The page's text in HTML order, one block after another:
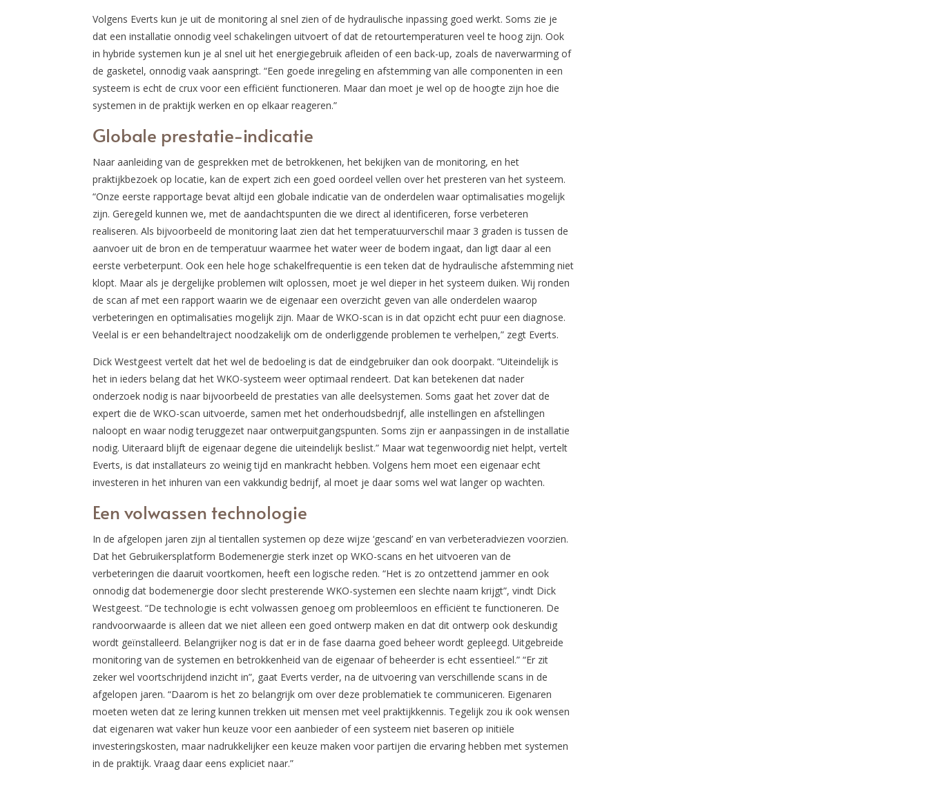
Volgens Everts kun je uit de monitoring al snel zien of de hydraulische inpassing goed werkt. Soms zie je
dat een installatie onnodig veel schakelingen uitvoert of dat de retourtemperaturen veel te hoog zijn. Ook
in hybride systemen kun je al snel uit het energiegebruik afleiden of een back-up, zoals de naverwarming of
de gasketel, onnodig vaak aanspringt. “Een goede inregeling en afstemming van alle componenten in een
systeem is echt de crux voor een efficiënt functioneren. Maar dan moet je wel op de hoogte zijn hoe die
systemen in de praktijk werken en op elkaar reageren.”
Globale prestatie-indicatie
Naar aanleiding van de gesprekken met de betrokkenen, het bekijken van de monitoring, en het
praktijkbezoek op locatie, kan de expert zich een goed oordeel vellen over het presteren van het systeem.
“Onze eerste rapportage bevat altijd een globale indicatie van de onderdelen waar optimalisaties mogelijk
zijn. Geregeld kunnen we, met de aandachtspunten die we direct al identificeren, forse verbeteren
realiseren. Als bijvoorbeeld de monitoring laat zien dat het temperatuurverschil maar 3 graden is tussen de
aanvoer uit de bron en de temperatuur waarmee het water weer de bodem ingaat, dan ligt daar al een
eerste verbeterpunt. Ook een hele hoge schakelfrequentie is een teken dat de hydraulische afstemming niet
klopt. Maar als je dergelijke problemen wilt oplossen, moet je wel dieper in het systeem duiken. Wij ronden
de scan af met een rapport waarin we de eigenaar een overzicht geven van alle onderdelen waarop
verbeteringen en optimalisaties mogelijk zijn. Maar de WKO-scan is in dat opzicht echt puur een diagnose.
Veelal is er een behandeltraject noodzakelijk om de onderliggende problemen te verhelpen,” zegt Everts.
Dick Westgeest vertelt dat het wel de bedoeling is dat de eindgebruiker dan ook doorpakt. “Uiteindelijk is
het in ieders belang dat het WKO-systeem weer optimaal rendeert. Dat kan betekenen dat nader
onderzoek nodig is naar bijvoorbeeld de prestaties van alle deelsystemen. Soms gaat het zover dat de
expert die de WKO-scan uitvoerde, samen met het onderhoudsbedrijf, alle instellingen en afstellingen
naloopt en waar nodig teruggezet naar ontwerpuitgangspunten. Soms zijn er aanpassingen in de installatie
nodig. Uiteraard blijft de eigenaar degene die uiteindelijk beslist.” Maar wat tegenwoordig niet helpt, vertelt
Everts, is dat installateurs zo weinig tijd en mankracht hebben. Volgens hem moet een eigenaar echt
investeren in het inhuren van een vakkundig bedrijf, al moet je daar soms wel wat langer op wachten.
Een volwassen technologie
In de afgelopen jaren zijn al tientallen systemen op deze wijze ‘gescand’ en van verbeteradviezen voorzien.
Dat het Gebruikersplatform Bodemenergie sterk inzet op WKO-scans en het uitvoeren van de
verbeteringen die daaruit voortkomen, heeft een logische reden. “Het is zo ontzettend jammer en ook
onnodig dat bodemenergie door slecht presterende WKO-systemen een slechte naam krijgt”, vindt Dick
Westgeest. “De technologie is echt volwassen genoeg om probleemloos en efficiënt te functioneren. De
randvoorwaarde is alleen dat we niet alleen een goed ontwerp maken en dat dit ontwerp ook deskundig
wordt geïnstalleerd. Belangrijker nog is dat er in de fase daarna goed beheer wordt gepleegd. Uitgebreide
monitoring van de systemen en betrokkenheid van de eigenaar of beheerder is echt essentieel.” “Er zit
zeker wel voortschrijdend inzicht in”, gaat Everts verder, na de uitvoering van verschillende scans in de
afgelopen jaren. “Daarom is het zo belangrijk om over deze problematiek te communiceren. Eigenaren
moeten weten dat ze lering kunnen trekken uit mensen met veel praktijkkennis. Tegelijk zou ik ook wensen
dat eigenaren wat vaker hun keuze voor een aanbieder of een systeem niet baseren op initiële
investeringskosten, maar nadrukkelijker een keuze maken voor partijen die ervaring hebben met systemen
in de praktijk. Vraag daar eens expliciet naar.”